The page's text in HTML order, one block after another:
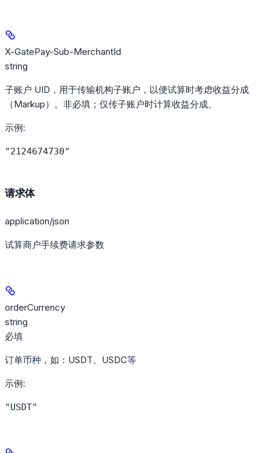
X-GatePay-Sub-MerchantId
string
子账户 UID，用于传输机构子账户，以便试算时考虑收益分成
（Markup）。非必填；仅传子账户时计算收益分成。
示例:
"2124674730"
请求体
application/json
试算商户手续费请求参数
orderCurrency
string
必填
订单币种，如：USDT、USDC等
示例:
"USDT"